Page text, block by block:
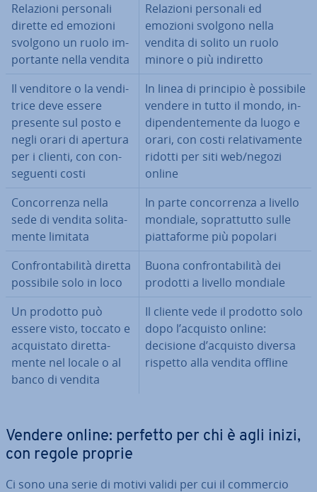
Relazioni personali
dirette ed emozioni
svolgono un ruolo im­
por­tan­te nella vendita
Relazioni personali ed
emozioni svolgono nella
vendita di solito un ruolo
minore o più indiretto
Il venditore o la ven­di­
tri­ce deve essere
presente sul posto e
negli orari di apertura
per i clienti, con con­
se­guen­ti costi
In linea di principio è possibile
vendere in tutto il mondo, in­
di­pen­den­te­men­te da luogo e
orari, con costi re­la­ti­va­men­te
ridotti per siti web/negozi
online
Con­cor­ren­za nella
sede di vendita so­li­ta­
men­te limitata
In parte con­cor­ren­za a livello
mondiale, so­prat­tut­to sulle
piat­ta­for­me più popolari
Con­fron­ta­bi­li­tà diretta
possibile solo in loco
Buona con­fron­ta­bi­li­tà dei
prodotti a livello mondiale
Un prodotto può
essere visto, toccato e
ac­qui­sta­to di­ret­ta­
men­te nel locale o al
banco di vendita
Il cliente vede il prodotto solo
dopo l’acquisto online:
decisione d’acquisto diversa
rispetto alla vendita offline
Vendere online: perfetto per chi è agli inizi,
con regole proprie
Ci sono una serie di motivi validi per cui il commercio